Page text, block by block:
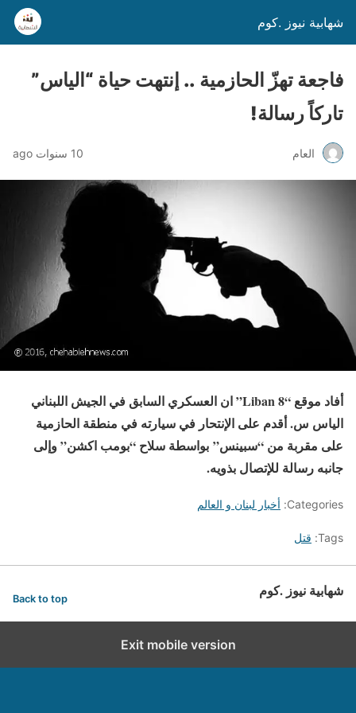
شهابية نيوز .كوم
فاجعة تهزّ الحازمية .. إنتهت حياة “الياس”
تاركاً رسالة!
العام 10 سنوات ago
أفاد موقع “Liban 8” ان العسكري السابق في الجيش اللبناني
الياس س. أقدم على الإنتحار في سيارته في منطقة الحازمية
على مقربة من “سبينس” بواسطة سلاح “بومب اكشن” وإلى
جانبه رسالة للإتصال بذويه.
Categories: أخبار لبنان و العالم
Tags: قتل
شهابية نيوز .كوم Back to top
Exit mobile version